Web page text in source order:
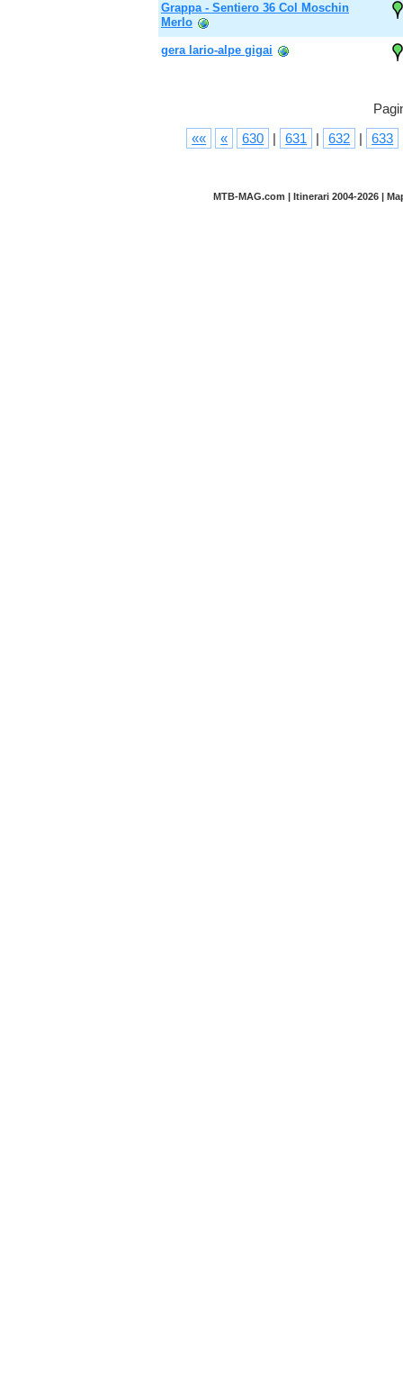
Grappa - Sentiero 36 Col Moschin
Merlo
gera lario-alpe gigai
««
« 630 | 631 | 632 | 633
MTB-MAG.com | Itinerari 2004-2026 |